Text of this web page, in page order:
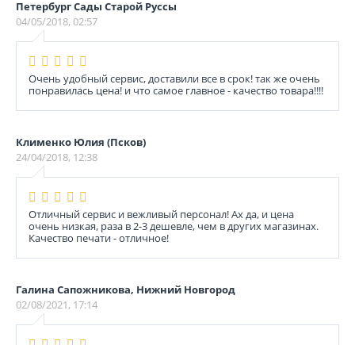
Петербург Сады Старой Руссы
04/05/2018, 02:57
Очень удобный сервис, доставили все в срок! так же очень
понравилась цена! и что самое главное - качество товара!!!!
Клименко Юлия (Псков)
24/04/2018, 12:38
Отличный сервис и вежливый персонал! Ах да, и цена
очень низкая, раза в 2-3 дешевле, чем в других магазинах.
Качество печати - отличное!
Галина Сапожникова, Нижний Новгород
02/08/2021, 17:14